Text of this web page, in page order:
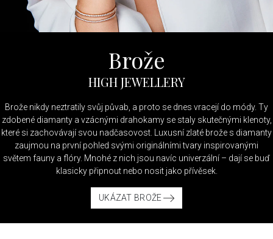
Brože
HIGH JEWELLERY
Brože nikdy neztratily svůj půvab, a proto se dnes vracejí do módy. Ty
zdobené diamanty a vzácnými drahokamy se staly skutečnými klenoty,
které si zachovávají svou nadčasovost. Luxusní zlaté brože s diamanty
zaujmou na první pohled svými originálními tvary inspirovanými
světem fauny a flóry. Mnohé z nich jsou navíc univerzální – dají se buď
klasicky připnout nebo nosit jako přívěsek.
UKÁZAT BROŽE